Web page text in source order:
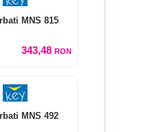
MNS 815
343,48 RON
MNS 492